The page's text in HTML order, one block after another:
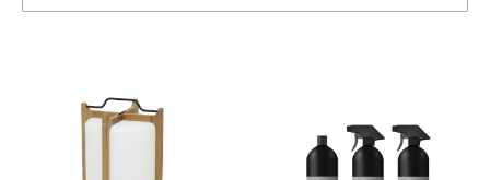
Einzelteile
... alle Tische